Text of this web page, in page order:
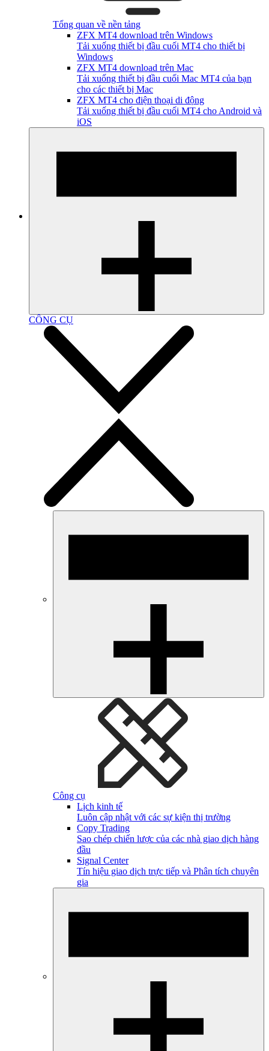
Tổng quan về nền tảng
ZFX MT4 download trên Windows
Tải xuống thiết bị đầu cuối MT4 cho thiết bị
Windows
ZFX MT4 download trên Mac
Tải xuống thiết bị đầu cuối Mac MT4 của bạn
cho các thiết bị Mac
ZFX MT4 cho điện thoại di động
Tải xuống thiết bị đầu cuối MT4 cho Android và
iOS
CÔNG CỤ
Công cụ
Lịch kinh tế
Luôn cập nhật với các sự kiện thị trường
Copy Trading
Sao chép chiến lược của các nhà giao dịch hàng
đầu
Signal Center
Tín hiệu giao dịch trực tiếp và Phân tích chuyên
gia